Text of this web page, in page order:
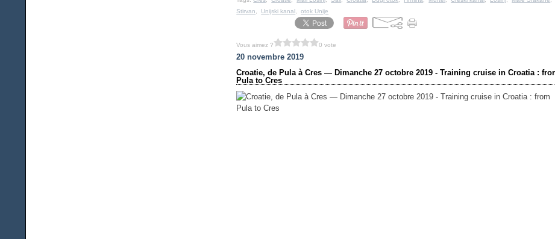
Stirvan
Unijski kanal ,otok Unije
Vous aimez ? 0 vote
20 novembre 2019
Croatie, de Pula à Cres — Dimanche 27 octobre 2019 - Training cruise in Croatia :
Pula to Cres